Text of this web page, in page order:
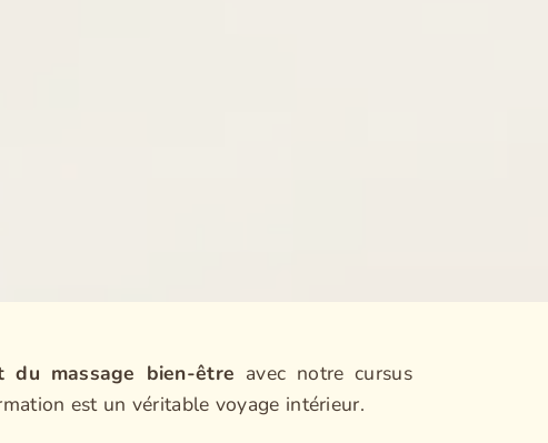
du massage bien-être avec notre cursus
est un véritable voyage intérieur.